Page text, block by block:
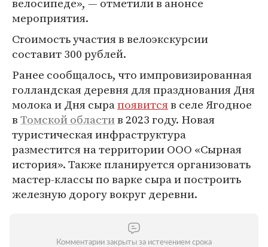
мероприятия.
Стоимость участия в велоэкскурсии
составит 300 рублей.
Ранее сообщалось, что импровизированная
голландская деревня для празднования Дня
молока и Дня сырапоявитсяв селе Ягодное
вТомской областив 2023 году. Новая
туристическая инфраструктура
разместится на территории ООО «Сырная
история». Также планируется организовать
мастер-классы по варке сыра и построить
железную дорогу вокруг деревни.
Комментарии закрыты за истечением срока